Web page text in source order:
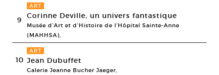
9
ART
Corinne Deville, un univers fantastique
Musée d’Art et d’Histoire de l’Hôpital Sainte-Anne
(MAHHSA),
10
ART
Jean Dubuffet
Galerie Jeanne Bucher Jaeger,